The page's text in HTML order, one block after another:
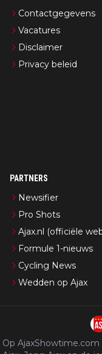
Contactgegevens
Vacatures
Disclaimer
Privacy beleid
PARTNERS
Newsifier
Pro Shots
Ajax.nl (officiële
Formule 1-nieuws
Cycling News
Wedden op Ajax
Op